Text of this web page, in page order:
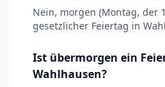
Nein, morgen (Montag, der
gesetzlicher Feiertag in
Ist übermorgen ein
Wahlhausen?